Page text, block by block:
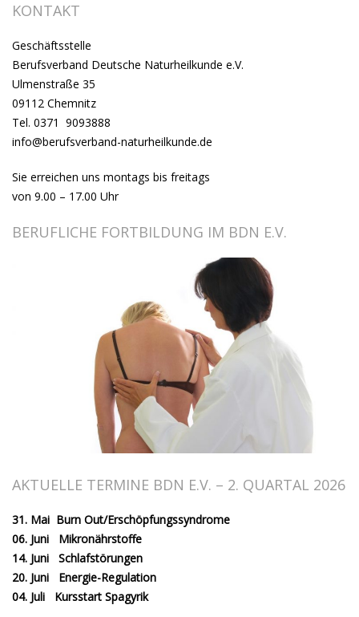
KONTAKT
Geschäftsstelle
Berufsverband Deutsche Naturheilkunde e.V.
Ulmenstraße 35
09112 Chemnitz
Tel. 0371 9093888
info@berufsverband-naturheilkunde.de
Sie erreichen uns montags bis freitags
von 9.00 – 17.00 Uhr
BERUFLICHE FORTBILDUNG IM BDN E.V.
AKTUELLE TERMINE BDN E.V. – 2. QUARTAL 2026
31. Mai Burn Out/Erschöpfungssyndrome
06. Juni Mikronährstoffe
14. Juni Schlafstörungen
20. Juni Energie-Regulation
04. Juli Kursstart Spagyrik